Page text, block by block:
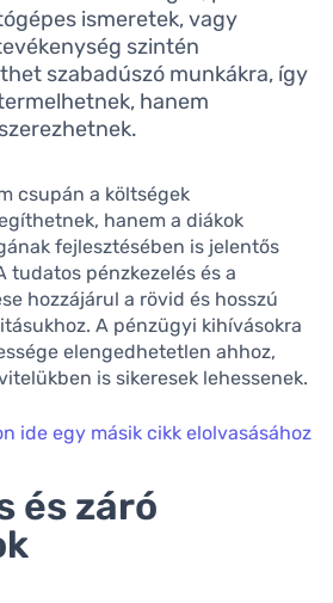
ismeretek, vagy
szintén
szabadúszó munkákra, így
hanem
csupán a költségek
hanem a diákok
fejlesztésében is jelentős
tudatos pénzkezelés és a
hozzájárul a rövid és hosszú
A pénzügyi kihívásokra
elengedhetetlen ahhoz,
is sikeresek lehessenek.
ide egy másik cikk elolvasásához
és záró